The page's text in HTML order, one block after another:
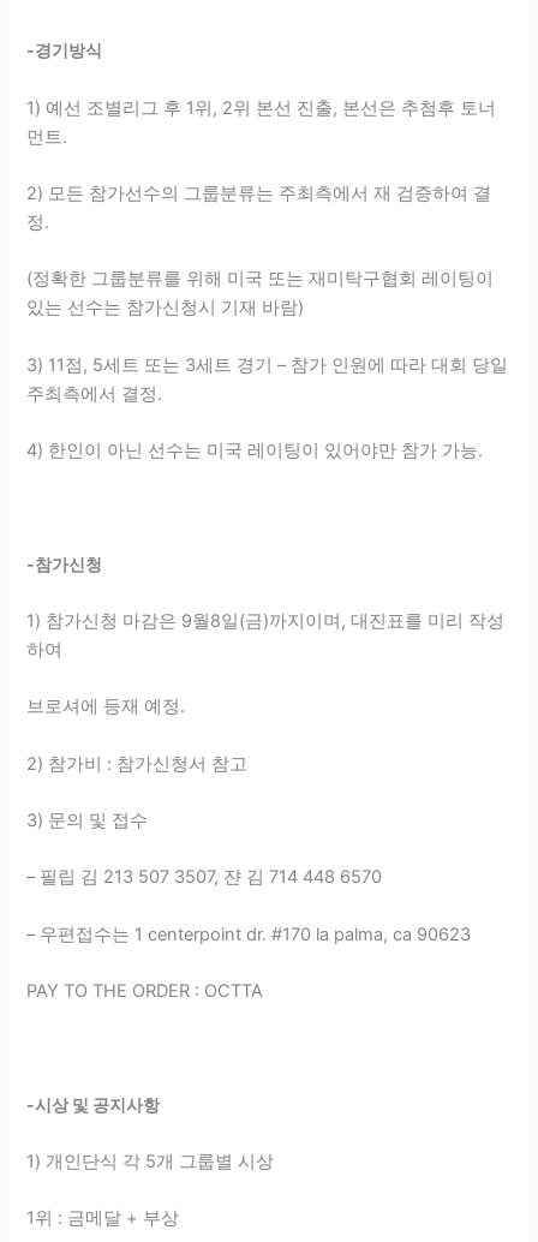
-경기방식
1) 예선 조별리그 후 1위, 2위 본선 진출, 본선은 추첨후 토너
먼트.
2) 모든 참가선수의 그룹분류는 주최측에서 재 검증하여 결
정.
(정확한 그룹분류를 위해 미국 또는 재미탁구협회 레이팅이
있는 선수는 참가신청시 기재 바람)
3) 11점, 5세트 또는 3세트 경기 – 참가 인원에 따라 대회 당일
주최측에서 결정.
4) 한인이 아닌 선수는 미국 레이팅이 있어야만 참가 가능.
-참가신청
1) 참가신청 마감은 9월8일(금)까지이며, 대진표를 미리 작성
하여
브로셔에 등재 예정.
2) 참가비 : 참가신청서 참고
3) 문의 및 접수
– 필립 김 213 507 3507, 쟌 김 714 448 6570
– 우편접수는 1 centerpoint dr. #170 la palma, ca 90623
PAY TO THE ORDER : OCTTA
-시상 및 공지사항
1) 개인단식 각 5개 그룹별 시상
1위 : 금메달 + 부상